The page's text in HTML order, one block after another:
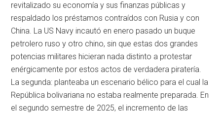
revitalizado su economía y sus finanzas públicas y
respaldado los préstamos contraídos con Rusia y con
China. La US Navy incautó en enero pasado un buque
petrolero ruso y otro chino, sin que estas dos grandes
potencias militares hicieran nada distinto a protestar
enérgicamente por estos actos de verdadera piratería.
La segunda: planteaba un escenario bélico para el cual la
República bolivariana no estaba realmente preparada. En
el segundo semestre de 2025, el incremento de las